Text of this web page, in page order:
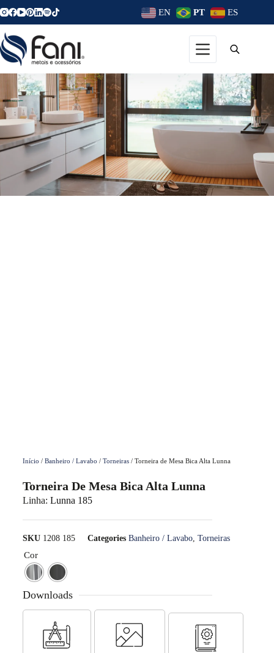
EN PT ES
Início / Banheiro / Lavabo / Torneiras/ Torneira de Mesa Bica Alta Lunna
Torneira De Mesa Bica Alta Lunna
Linha: Lunna 185
SKU 1208 185 Categories Banheiro / Lavabo, Torneiras
Cor
Downloads